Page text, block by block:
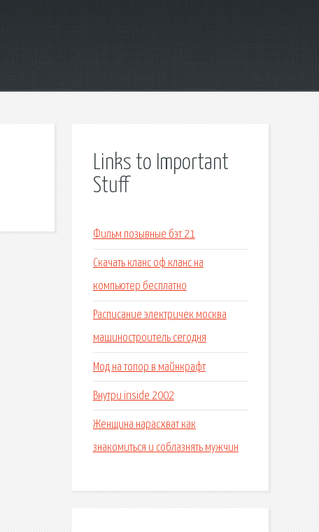
Links to Important
Stuff
Фильм позывные бэт 21
Скачать кланс оф кланс на
компьютер бесплатно
Расписание электричек москва
машиностроитель сегодня
Мод на топор в майнкрафт
Внутри inside 2002
Женщина нарасхват как
знакомиться и соблазнять мужчин